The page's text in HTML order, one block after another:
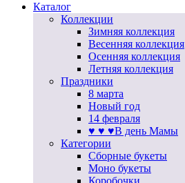
Каталог
Коллекции
Зимняя коллекция
Весенняя коллекция
Осенняя коллекция
Летняя коллекция
Праздники
8 марта
Новый год
14 февраля
♥ ♥ ♥В день Мамы
Категории
Сборные букеты
Моно букеты
Коробочки